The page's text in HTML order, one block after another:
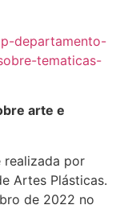
departamento-
tematicas-
arte e
realizada por
Artes Plásticas.
de 2022 no